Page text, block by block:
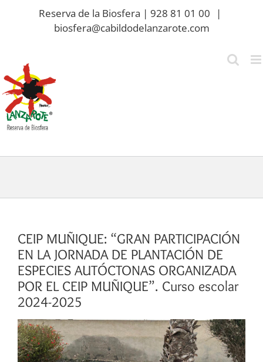
Reserva de la Biosfera | 928 81 01 00
|
biosfera@cabildodelanzarote.com
CEIP MUÑIQUE: “GRAN PARTICIPACIÓN
EN LA JORNADA DE PLANTACIÓN DE
ESPECIES AUTÓCTONAS ORGANIZADA
POR EL CEIP MUÑIQUE”. Curso escolar
2024-2025
Ver
imagen
más